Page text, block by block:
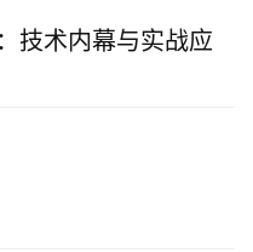
技术内幕与实战应